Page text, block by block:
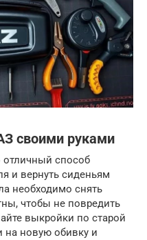
своими руками
отличный способ
и вернуть сиденьям
необходимо снять
чтобы не повредить
выкройки по старой
на новую обивку и